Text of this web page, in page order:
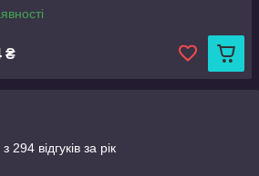
₴
294 відгуків за рік